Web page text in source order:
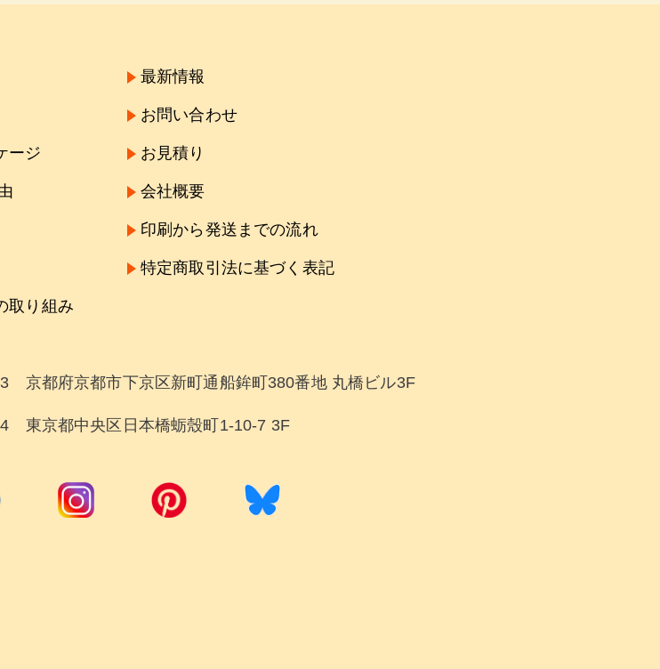
ージ
取り組み
最新情報
お問い合わせ
お見積り
会社概要
印刷から発送までの流れ
特定商取引法に基づく表記
京都府京都市下京区新町通船鉾町380番地 丸橋ビル3F
東京都中央区日本橋蛎殼町1-10-7 3F